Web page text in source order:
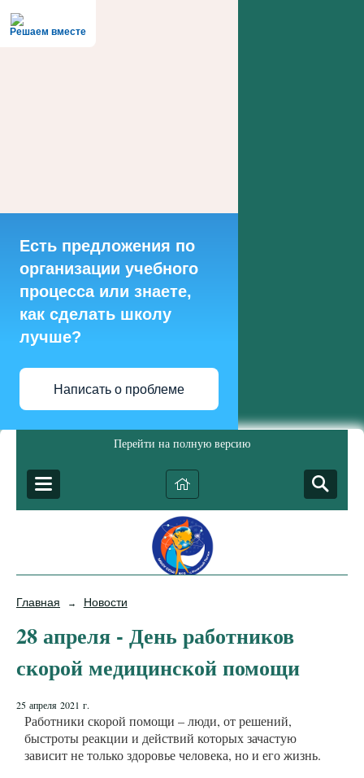
Решаем вместе
Есть предложения по
организации учебного
процесса или знаете,
как сделать школу
лучше?
Написать о проблеме
Перейти на полную версию
Главная → Новости
28 апреля - День работников
скорой медицинской помощи
25 апреля 2021 г.
Работники скорой помощи – люди, от решений,
быстроты реакции и действий которых зачастую
зависит не только здоровье человека, но и его жизнь.